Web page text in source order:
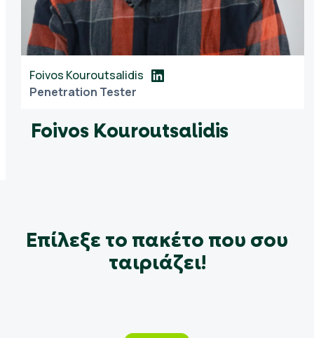
Foivos Kouroutsalidis
Penetration Tester
Foivos Kouroutsalidis
Eπίλεξε το πακέτο που σου
ταιριάζει!